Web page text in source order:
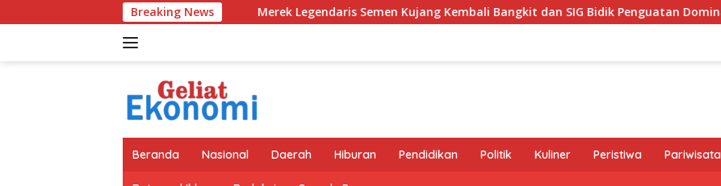
ke
Breaking News
Merek Legendaris Semen Kujang Kembali Bangkit dan SIG Bidik Penguatan Dominasi Pasar di Jawa Barat
Beranda Nasional Daerah Hiburan Pendidikan Politik Kuliner Peristiwa Pariwisata